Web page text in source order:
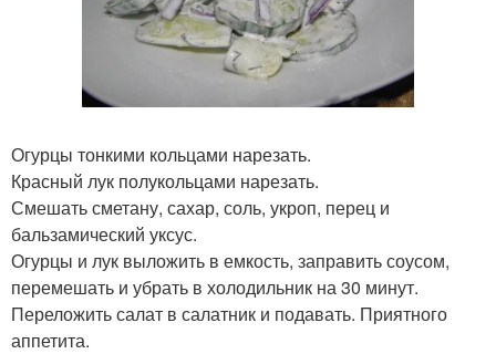
Огурцы тонкими кольцами нарезать.
Красный лук полукольцами нарезать.
Смешать сметану, сахар, соль, укроп, перец и
бальзамический уксус.
Огурцы и лук выложить в емкость, заправить соусом,
перемешать и убрать в холодильник на 30 минут.
Переложить салат в салатник и подавать. Приятного
аппетита.